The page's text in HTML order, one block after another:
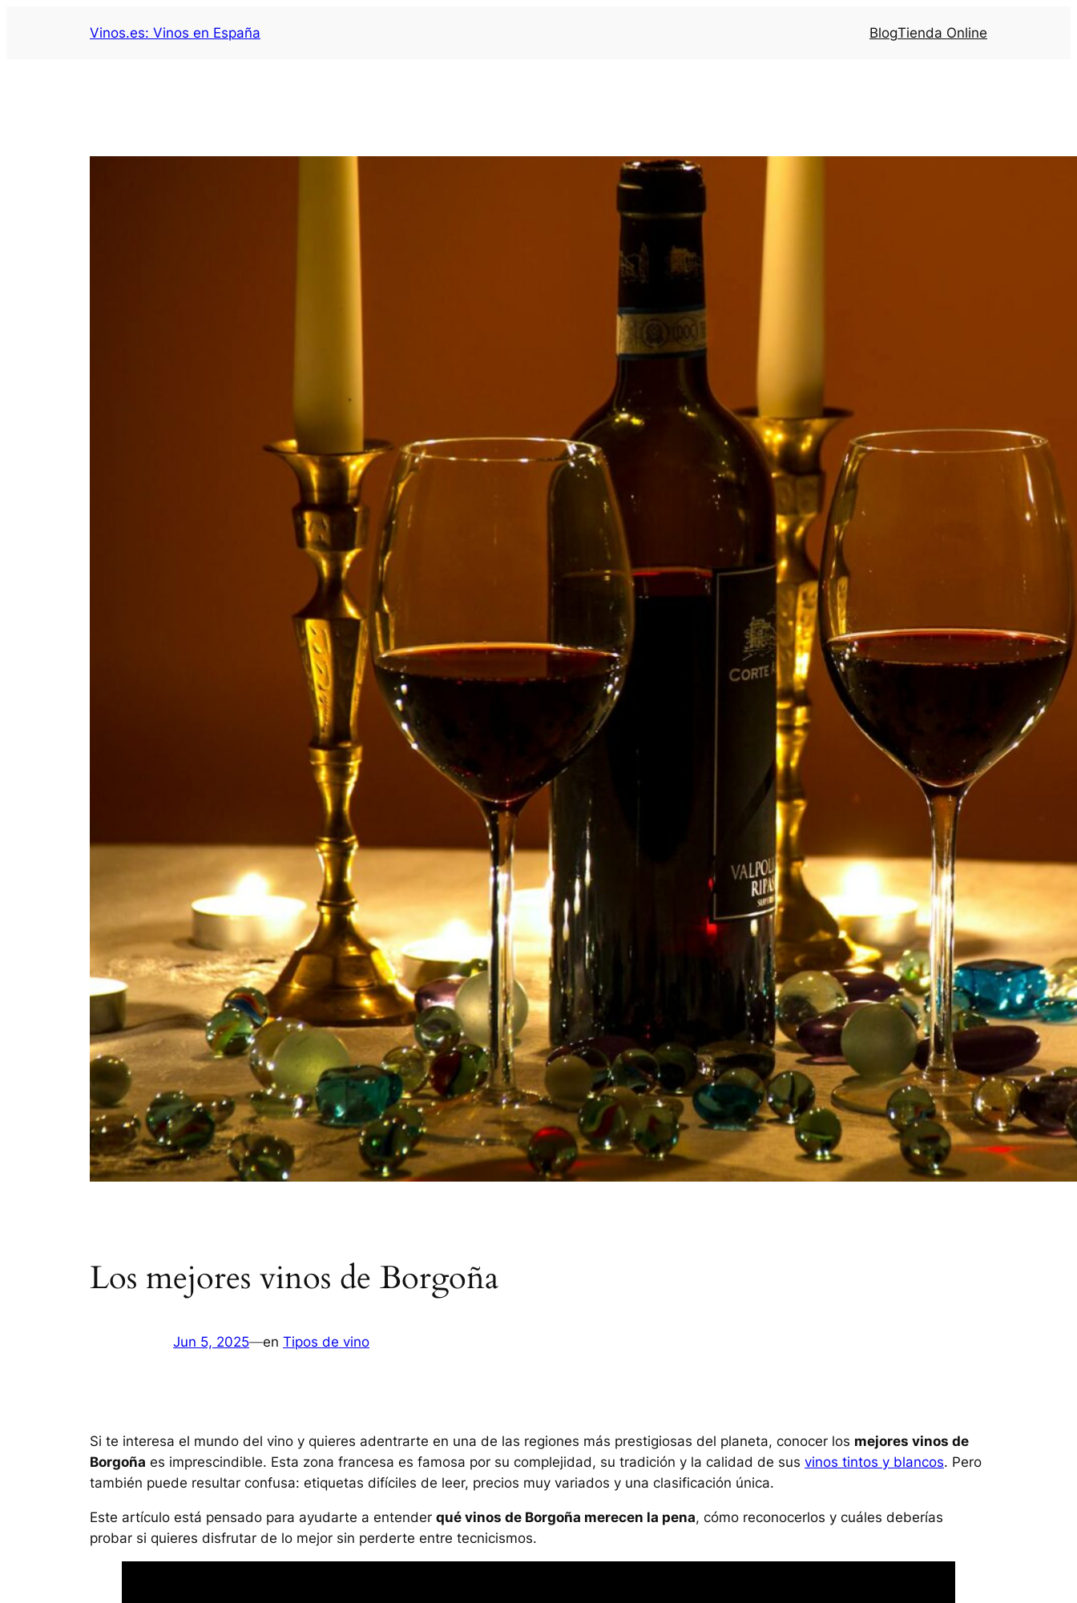
Vinos.es: Vinos en España BlogTienda Online
Los mejores vinos de Borgoña
Jun 5, 2025—en Tipos de vino
Si te interesa el mundo del vino y quieres adentrarte en una de las regiones más prestigiosas del planeta, conocer los mejores vinos de
Borgoña es imprescindible. Esta zona francesa es famosa por su complejidad, su tradición y la calidad de sus vinos tintos y blancos. Pero
también puede resultar confusa: etiquetas difíciles de leer, precios muy variados y una clasificación única.
Este artículo está pensado para ayudarte a entender qué vinos de Borgoña merecen la pena, cómo reconocerlos y cuáles deberías
probar si quieres disfrutar de lo mejor sin perderte entre tecnicismos.